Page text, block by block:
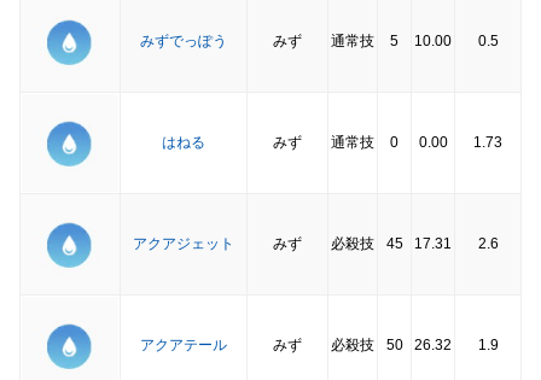
みずでっぽう みず 通常技 5 10.00 0.5
はねる みず 通常技 0 0.00 1.73
アクアジェット みず 必殺技 45 17.31 2.6
アクアテール みず 必殺技 50 26.32 1.9